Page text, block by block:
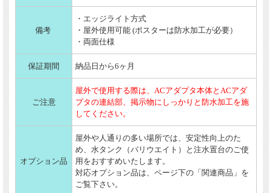
備考
・エッジライト方式
・屋外使用可能 (ポスターは防水加工が必要）
・両面仕様
保証期間 納品日から6ヶ月
ご注意
屋外で使用する際は、ACアダプタ本体とACアダ
プタの連結部、掲示物にしっかりと防水加工を施
してください。
オプション品
屋外や人通りの多い場所では、安定性向上のた
め、水タンク（バリウエイト）と注水置台のご使
用をおすすめいたします。
対応オプション品は、ページ下の「関連商品」を
ご覧下さい。